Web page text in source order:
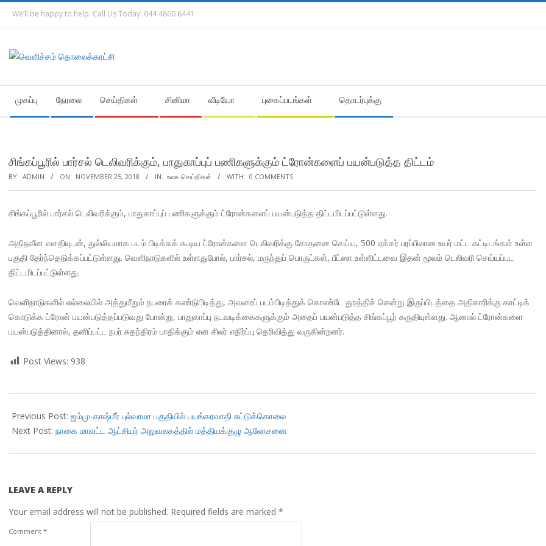
SkipWe’ll be happy to help. Call Us Today: 044 4860 6441
Navigation
Menu
முகப்பு நேரலை செய்திகள் சினிமா வீடியோ புகைப்படங்கள் தொடர்புக்கு
சிங்கப்பூரில் பார்சல் டெலிவரிக்கும், பாதுகாப்புப் பணிகளுக்கும் ட்ரோன்களைப் பயன்படுத்த திட்டம்
BY: ADMIN ON: NOVEMBER 25, 2018 IN: உலக செய்திகள் WITH: 0 COMMENTS
சிங்கப்பூரில் பார்சல் டெலிவரிக்கும், பாதுகாப்புப் பணிகளுக்கும் ட்ரோன்களைப் பயன்படுத்த திட்டமிடப்பட்டுள்ளது.
அதிநவீன வசதியுடன், துல்லியமாக படம் பிடிக்கக் கூடிய ட்ரோன்களை டெலிவரிக்கு சோதனை செய்ய, 500 ஏக்கர் பரப்பிலான உயர் மட்ட கட்டிடங்கள் உள்ள
பகுதி தேர்ந்தெடுக்கப்பட்டுள்ளது. வெளிநாடுகளில் உள்ளதுபோல், பார்சல், மருந்துப் பொருட்கள், பீட்ஸா உள்ளிட்டவை இதன் மூலம் டெலிவரி செய்யப்பட
திட்டமிடப்பட்டுள்ளது.
வெளிநாடுகளில் எல்லையில் அத்துமீறும் நபரைக் கண்டுபிடித்து, அவரைப் படம்பிடித்துக் கொண்டே துரத்திச் சென்று இருப்பிடத்தை அதிகாரிக்கு காட்டிக்
கொடுக்க ட்ரோன் பயன்படுத்தப்படுவது போன்று, பாதுகாப்பு நடவடிக்கைகளுக்கும் அதைப் பயன்படுத்த சிங்கப்பூர் கருதியுள்ளது. ஆனால் ட்ரோன்களை
பயன்படுத்தினால், தனிப்பட்ட நபர் சுதந்திரம் பாதிக்கும் என சிலர் எதிர்ப்பு தெரிவித்து வருகின்றனர்.
Post Views: 938
11-
25
Previous Post: ஜம்மு-காஷ்மீர் புல்வாமா பகுதியில் பயங்கரவாதி சுட்டுக்கொலை
Next Post: நாகை மாவட்ட ஆட்சியர் அலுவலகத்தில் மத்தியக்குழு ஆலோசனை
LEAVE A REPLY
Your email address will not be published. Required fields are marked *
Comment *